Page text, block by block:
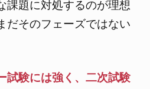
課題に対処するのが理想
だそのフェーズではない
試験には強く、二次試験